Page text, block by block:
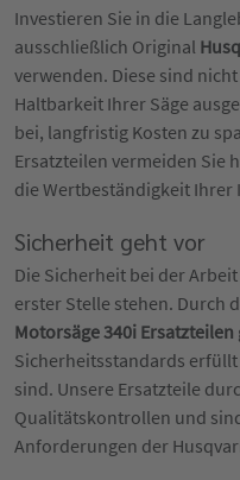
Investieren Sie in die
ausschließlich Original
verwenden. Diese sind
Haltbarkeit Ihrer Säge
bei, langfristig Kosten zu
Ersatzteilen vermeiden Sie
die Wertbeständigkeit Ihrer
Sicherheit geht vor
Die Sicherheit bei der
erster Stelle stehen. Durch
Motorsäge 340i Ersatzteilen
Sicherheitsstandards
sind. Unsere Ersatzteile
Qualitätskontrollen und
Anforderungen der